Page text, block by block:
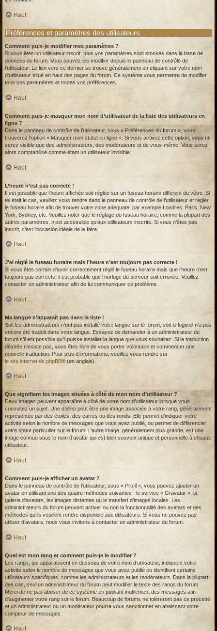
Haut
Préférences et paramètres des utilisateurs
Comment puis-je modifier mes paramètres ?
Si vous êtes un utilisateur inscrit, tous vos paramètres sont stockés dans la base de
données du forum. Vous pouvez les modifier depuis le panneau de contrôle de
l’utilisateur. Le lien vers ce dernier se trouve généralement en cliquant sur votre nom
d’utilisateur situé en haut des pages du forum. Ce système vous permettra de modifier
tous vos paramètres et toutes vos préférences.
Haut
Comment puis-je masquer mon nom d’utilisateur de la liste des utilisateurs en
ligne ?
Dans le panneau de contrôle de l’utilisateur, sous « Préférences du forum », vous
trouverez l’option « Masquer mon statut en ligne ». Si vous activez cette option, vous ne
serez visible que des administrateurs, des modérateurs et de vous-même. Vous serez
alors comptabilisé comme étant un utilisateur invisible.
Haut
L’heure n’est pas correcte !
Il est possible que l’heure affichée soit réglée sur un fuseau horaire différent du vôtre. Si
tel était le cas, veuillez vous rendre dans le panneau de contrôle de l’utilisateur et régler
le fuseau horaire afin de trouver votre zone adéquate, par exemple Londres, Paris, New
York, Sydney, etc. Veuillez noter que le réglage du fuseau horaire, comme la plupart des
autres paramètres, n’est accessible qu’aux utilisateurs inscrits. Si vous n’êtes pas
inscrit, c’est l’occasion idéale de le faire.
Haut
J’ai réglé le fuseau horaire mais l’heure n’est toujours pas correcte !
Si vous êtes certain d’avoir correctement réglé le fuseau horaire mais que l’heure n’est
toujours pas correcte, il est probable que l’horloge du serveur soit erronée. Veuillez
contacter un administrateur afin de lui communiquer ce problème.
Haut
Ma langue n’apparaît pas dans la liste !
Soit les administrateurs n’ont pas installé votre langue sur le forum, soit le logiciel n’a pas
encore été traduit dans votre langue. Essayez de demander à un administrateur du
forum s’il est possible qu’il puisse installer la langue que vous souhaitez. Si la traduction
désirée n’existe pas, vous êtes libre de vous porter volontaire et commencer une
nouvelle traduction. Pour plus d’informations, veuillez vous rendre sur
le site internet de phpBB® (en anglais).
Haut
Que signifient les images situées à côté de mon nom d’utilisateur ?
Deux images peuvent apparaître à côté de votre nom d’utilisateur lorsque vous
consultez un sujet. Une d’elles peut être une image associée à votre rang, généralement
représentée par des étoiles, des carrés ou des ronds. Elle permet d’indiquer votre
activité selon le nombre de messages que vous avez publié, ou permet de différencier
votre statut particulier sur le forum. L’autre image, généralement plus grande, est une
image connue sous le nom d’avatar qui est bien souvent unique et personnelle à chaque
utilisateur.
Haut
Comment puis-je afficher un avatar ?
Dans le panneau de contrôle de l’utilisateur, sous « Profil », vous pouvez ajouter un
avatar en utilisant une des quatre méthodes suivantes : le service « Gravatar », la
galerie d’avatars, les images distantes ou le transfert d’images locales. Les
administrateurs du forum peuvent activer ou non la fonctionnalité des avatars et des
méthodes qu’ils veuillent rendre disponible aux utilisateurs. Si vous ne pouvez pas
utiliser d’avatars, nous vous invitons à contacter un administrateur du forum.
Haut
Quel est mon rang et comment puis-je le modifier ?
Les rangs, qui apparaissent en dessous de votre nom d’utilisateur, indiquent votre
activité selon le nombre de messages que vous avez publié ou identifient certains
utilisateurs spécifiques, comme les administrateurs et les modérateurs. Dans la plupart
des cas, seul un administrateur du forum peut modifier le texte des rangs du forum.
Merci de ne pas abuser de ce système en publiant inutilement des messages afin
d’augmenter votre rang sur le forum. Beaucoup de forums ne toléreront pas ce procédé
et un administrateur ou un modérateur pourra vous sanctionner en abaissant votre
compteur de messages.
Haut